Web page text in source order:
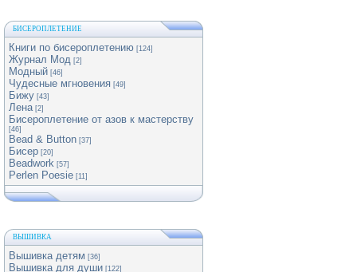
БИСЕРОПЛЕТЕНИЕ
Книги по бисероплетению [124]
Журнал Мод [2]
Модный [46]
Чудесные мгновения [49]
Бижу [43]
Лена [2]
Бисероплетение от азов к мастерству
[46]
Bead & Button [37]
Бисер [20]
Beadwork [57]
Perlen Poesie [11]
ВЫШИВКА
Вышивка детям [36]
Вышивка для души [122]